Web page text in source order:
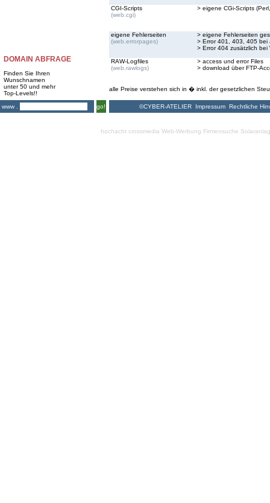
DOMAIN ABFRAGE
Finden Sie Ihren
Wunschnamen
unter 50 und mehr
Top-Levels!!
www .
go!
CGI-Scripts
(web.cgi)
> eigene CGi-Scripts
eigene Fehlerseiten
(web.errorpages)
> eigene Fehlerseiten
> Error 401, 403, 405 bei
> Error 404 zusätzlich bei
RAW-Logfiles
(web.rawlogs)
> access und error Files
> download über FTP-
alle Preise verstehen sich in � inkl. der gesetzlichen
©CYBER-ATELIER Impressum Rechtliche
hochacht crossmedia Web-Werbung Firmensuche